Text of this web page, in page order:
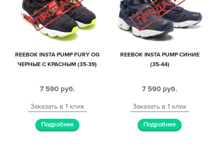
REEBOK INSTA PUMP FURY OG
ЧЕРНЫЕ С КРАСНЫМ (35-39)
7 590 руб.
Заказать в 1 клик
Подробнее
REEBOK INSTA PUMP СИНИЕ
(35-44)
7 590 руб.
Заказать в 1 клик
Подробнее